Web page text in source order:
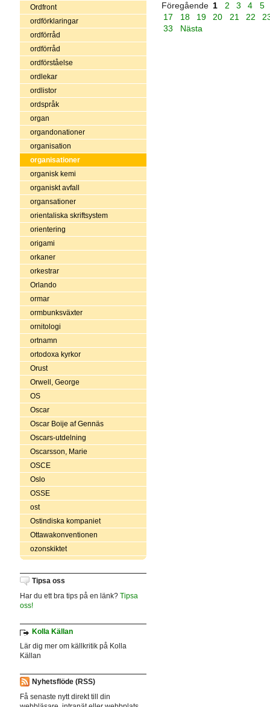
Ordfront
ordförklaringar
ordförråd
ordförråd
ordförståelse
ordlekar
ordlistor
ordspråk
organ
organdonationer
organisation
organisationer
organisk kemi
organiskt avfall
organsationer
orientaliska skriftsystem
orientering
origami
orkaner
orkestrar
Orlando
ormar
ormbunksväxter
ornitologi
ortnamn
ortodoxa kyrkor
Orust
Orwell, George
OS
Oscar
Oscar Boije af Gennäs
Oscars-utdelning
Oscarsson, Marie
OSCE
Oslo
OSSE
ost
Ostindiska kompaniet
Ottawakonventionen
ozonskiktet
Tipsa oss
Har du ett bra tips på en länk? Tipsa
oss!
Kolla Källan
Lär dig mer om källkritik på Kolla
Källan
Nyhetsflöde (RSS)
Få senaste nytt direkt till din
Föregående 1 2 3 4
5
17
18 19 20 21 22
33
Nästa